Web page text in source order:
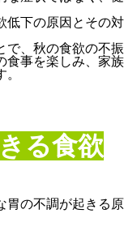
低下の原因とその対
で、秋の食欲の不振
食事を楽しみ、家族
る食欲
胃の不調が起きる原